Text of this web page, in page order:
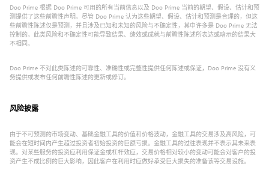
Doo Prime 根据 Doo Prime 可用的所有当前信息以及 Doo Prime 当前的期望、假设、估计和预
测提供了这些前瞻性声明。尽管 Doo Prime 认为这些期望、假设、估计和预测是合理的，但这
些前瞻性陈述仅是预测，并且涉及已知和未知的风险与不确定性，其中许多是 Doo Prime 无法
控制的。此类风险和不确定性可能导致结果、绩效或成就与前瞻性陈述所表达或暗示的结果大
不相同。
Doo Prime 不对此类陈述的可靠性、准确性或完整性提供任何陈述或保证，Doo Prime 没有义
务提供或发布任何前瞻性陈述的更新或修订。
风险披露
由于不可预测的市场变动、基础金融工具的价值和价格波动，金融工具的交易涉及高风险，可
能会在短时间内产生超过投资者初始投资的巨额亏损。金融工具的过往表现并不表示其未来表
现。对某些服务的投资应利用保证金或杠杆效应，交易价格相对较小的变动可能会对客户的投
资产生不成比例的巨大影响，因此客户在利用时应做好承受巨大损失的准备该等交易设施。